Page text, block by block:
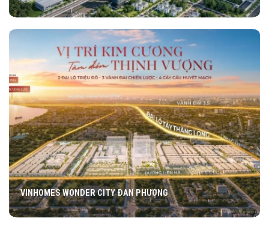
VINHOMES WONDER CITY ĐAN PHƯỢNG